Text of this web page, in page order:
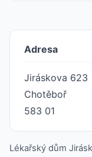
Adresa
Jiráskova 623
Chotěboř
583 01
Lékařský dům